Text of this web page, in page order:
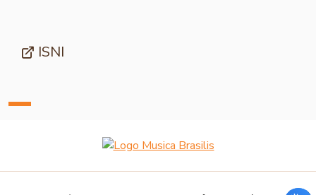
ISNI